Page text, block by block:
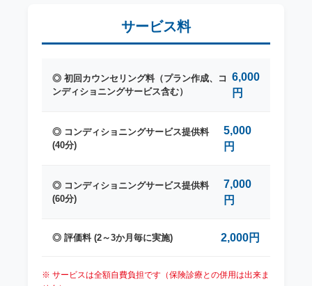
サービス料
◎ 初回カウンセリング料（プラン作成、コ
ンディショニングサービス含む）
6,000
円
◎ コンディショニングサービス提供料
(40分)
5,000
円
◎ コンディショニングサービス提供料
(60分)
7,000
円
◎ 評価料 (2～3か月毎に実施) 2,000円
※ サービスは全額自費負担です（保険診療との併用は出来ま